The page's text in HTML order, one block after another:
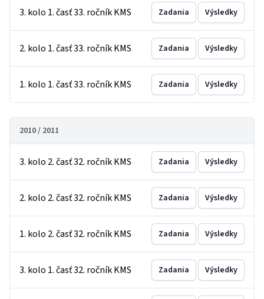
3. kolo 1. časť 33. ročník KMS Zadania Výsledky
2. kolo 1. časť 33. ročník KMS Zadania Výsledky
1. kolo 1. časť 33. ročník KMS Zadania Výsledky
2010 / 2011
3. kolo 2. časť 32. ročník KMS Zadania Výsledky
2. kolo 2. časť 32. ročník KMS Zadania Výsledky
1. kolo 2. časť 32. ročník KMS Zadania Výsledky
3. kolo 1. časť 32. ročník KMS Zadania Výsledky